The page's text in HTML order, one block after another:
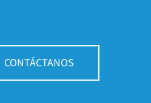
CONTÁCTANOS